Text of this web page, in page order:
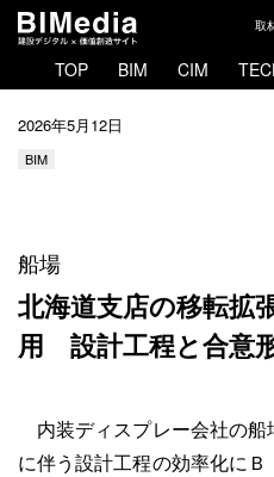
取
TOP BIM CIM
2026年5月12日
BIM
船場
北海道支店の移転拡
用
設計工程と合意
内装ディスプレー会社の
に伴う設計工程の効率化に